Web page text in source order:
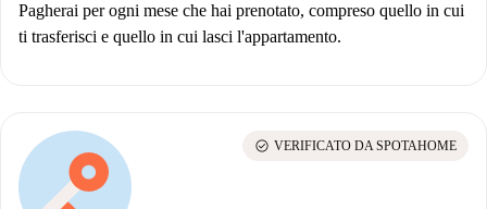
Pagherai per ogni mese che hai prenotato, compreso quello in cui
ti trasferisci e quello in cui lasci l'appartamento.
check_circle VERIFICATO DA SPOTAHOME